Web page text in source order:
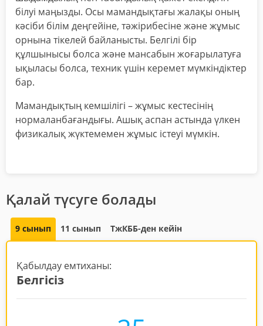
білуі маңызды. Осы мамандықтағы жалақы оның
кәсіби білім деңгейіне, тәжірибесіне және жұмыс
орнына тікелей байланысты. Белгілі бір
құлшынысы болса және мансабын жоғарылатуға
ықыласы болса, техник үшін керемет мүмкіндіктер
бар.
Мамандықтың кемшілігі – жұмыс кестесінің
нормаланбағандығы. Ашық аспан астында үлкен
физикалық жүктемемен жұмыс істеуі мүмкін.
Қалай түсуге болады
9 сынып 11 сынып ТжКББ-ден кейін
Қабылдау емтиханы:
Белгісіз